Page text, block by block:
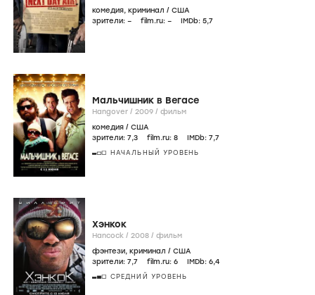
комедия, криминал / США
зрители: – film.ru: – IMDb: 5,7
Мальчишник в Вегасе
Hangover / 2009 / фильм
комедия / США
зрители: 7,3 film.ru: 8 IMDb: 7,7
НАЧАЛЬНЫЙ УРОВЕНЬ
Хэнкок
Hancock / 2008 / фильм
фэнтези, криминал / США
зрители: 7,7 film.ru: 6 IMDb: 6,4
СРЕДНИЙ УРОВЕНЬ